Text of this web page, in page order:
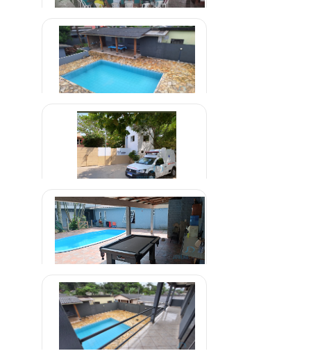
Aparecida de Goiânia
R$ 1.300,00
Clinica de Reabilitação de Drogas
em Brazlândia - DF
R$ 1.600,00
Clínica de Recuperação em
Parelheiros São Paulo
R$ 1.000,00
R$ 1.500,00